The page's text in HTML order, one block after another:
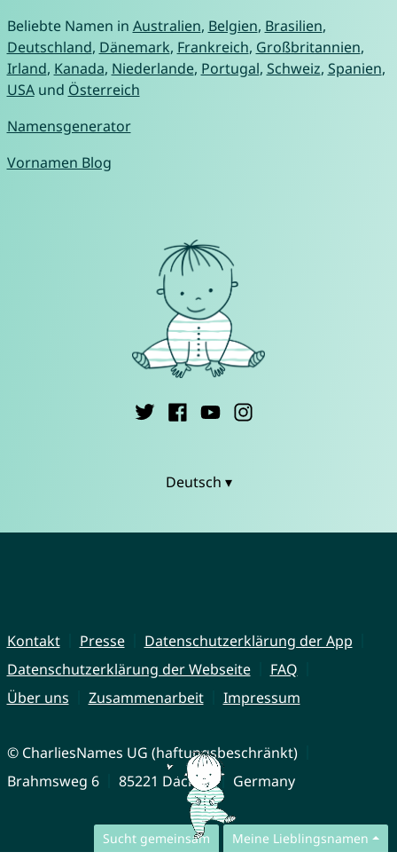
Sucht gemeinsam Meine Lieblingsnamen
Beliebte Namen in Australien, Belgien, Brasilien,
Deutschland, Dänemark, Frankreich, Großbritannien,
Irland, Kanada, Niederlande, Portugal, Schweiz, Spanien,
USAund Österreich
Namensgenerator
Vornamen Blog
Deutsch ▾
Kontakt Presse
Datenschutzerklärung der App
Datenschutzerklärung der Webseite
FAQ
Über uns
Zusammenarbeit Impressum
© CharliesNames UG (haftungsbeschränkt)
Brahmsweg 6
85221 Dachau Germany